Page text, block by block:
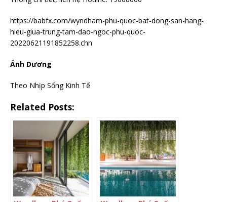
https://babfx.com/wyndham-phu-quoc-bat-dong-san-hang-
hieu-giua-trung-tam-dao-ngoc-phu-quoc-
20220621191852258.chn
Ánh Dương
Theo Nhịp Sống Kinh Tế
Related Posts: